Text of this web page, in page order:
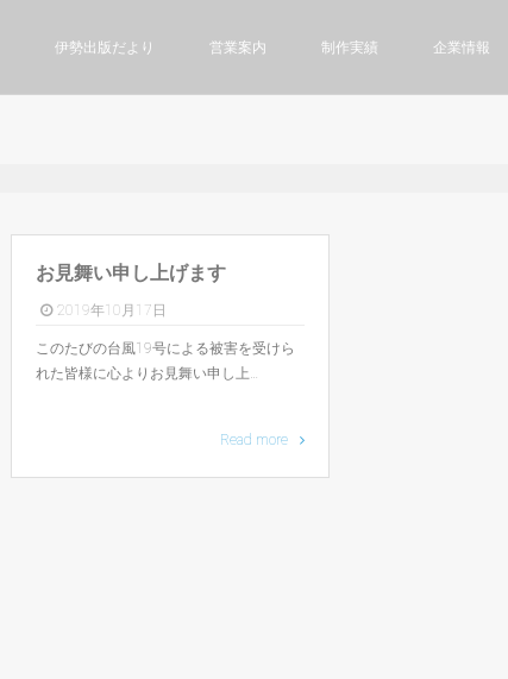
伊勢出版だより 営業案内 制作実績 企業情報
お見舞い申し上げます
2019年10月17日
このたびの台風19号による被害を受けら
れた皆様に心よりお見舞い申し上…
Read more